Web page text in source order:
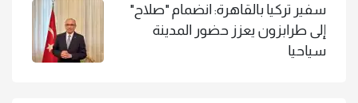
سفير تركيا بالقاهرة: انضمام "صلاح"
إلى طرابزون يعزز حضور المدينة
سياحيا